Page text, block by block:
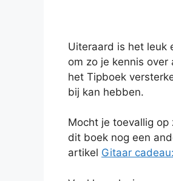
Uiteraard is het leuk
om zo je kennis
het Tipboek
bij kan hebben.
Mocht je toevallig
dit boek nog een
artikel Gitaar